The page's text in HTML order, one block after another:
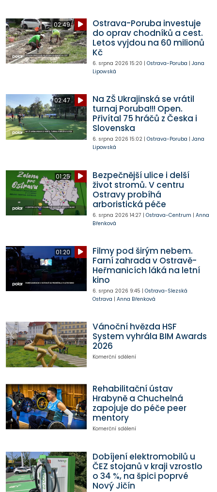
02:49
Ostrava-Poruba investuje
do oprav chodníků a cest.
Letos vyjdou na 60 milionů
Kč
6. srpna 2026 15:20 | Ostrava-Poruba | Jana
Lipowská
02:47
Na ZŠ Ukrajinská se vrátil
turnaj Poruba!!! Open.
Přivítal 75 hráčů z Česka i
Slovenska
6. srpna 2026 15:02| Ostrava-Poruba | Jana
Lipowská
01:25
Bezpečnější ulice i delší
život stromů. V centru
Ostravy probíhá
arboristická péče
6. srpna 2026 14:27 | Ostrava-Centrum | Anna
Břenková
01:20
Filmy pod širým nebem.
Farní zahrada v Ostravě-
Heřmanicích láká na letní
kino
6. srpna 2026 9:45 | Ostrava-Slezská
Ostrava | Anna Břenková
Vánoční hvězda HSF
System vyhrála BIM Awards
2026
Komerční sdělení
Rehabilitační ústav
Hrabyně a Chuchelná
zapojuje do péče peer
mentory
Komerční sdělení
Dobíjení elektromobilů u
ČEZ stojanů v kraji vzrostlo
o 34 %, na špici poprvé
Nový Jičín